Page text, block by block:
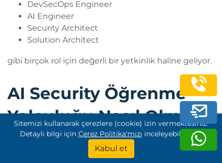
DevSecOps Engineer
AI Engineer
Security Architect
Solution Architect
gibi birçok rol için değerli bir yetkinlik haline geliyor.
AI Security Öğrenme
Yolculuğu Nasıl Olmalı?
AI Security oldukça geniş bir alan. Tek bir eğitimle
tüm konulara hâkim olmak mümkün olmasa da
Sitemizi kullanarak çerezlere (cookie) izin vermektesiniz.
Detaylı bilgi için Çerez Politika'mızı inceleyebilirsiniz.
Kabul et